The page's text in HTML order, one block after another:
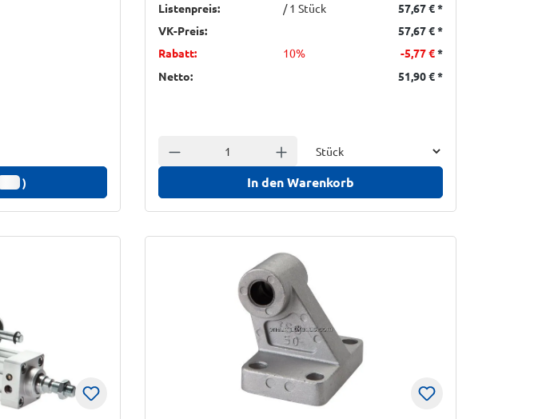
)
Listenpreis: / 1 Stück 57,67 €*
VK-Preis:
57,67 €*
Rabatt:
10% -5,77 €*
Netto:
51,90 €*
Anzahl verringern Anzahl erhöhen
In den Warenkorb